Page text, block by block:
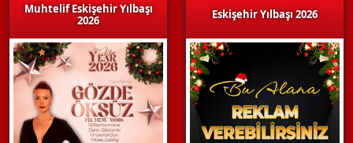
Muhtelif Eskişehir Yılbaşı
2026
Eskişehir Yılbaşı 2026